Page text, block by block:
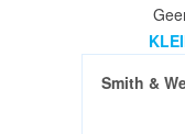
Smith &